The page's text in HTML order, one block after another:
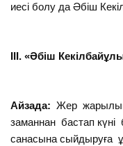
иесі болу да Әбіш
ІІІ. «Әбіш
Айзада: Жер
заманнан бастап күні
санасына сыйдыруға